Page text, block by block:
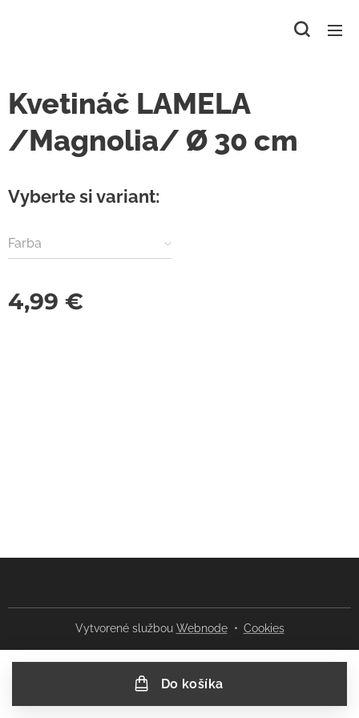
Kvetináč LAMELA
/Magnolia/ Ø 30 cm
Vyberte si variant:
Farba
4,99 €
Do košíka
Vytvorené službou Webnode Cookies